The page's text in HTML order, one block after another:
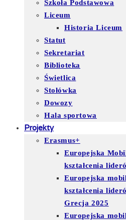
Szkoła Podstawowa
Liceum
Historia Liceum
Statut
Sekretariat
Biblioteka
Świetlica
Stołówka
Dowozy
Hala sportowa
Projekty
Erasmus+
Europejska
kształcenia
Europejska
kształcenia
Grecja 2025
Europejska